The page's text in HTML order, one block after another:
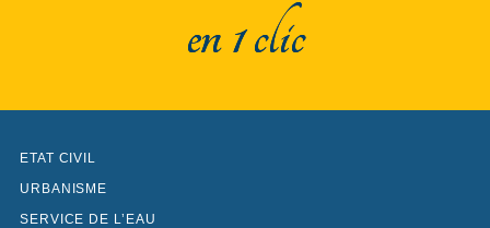
en 1 clic
ETAT CIVIL
URBANISME
SERVICE DE L’EAU